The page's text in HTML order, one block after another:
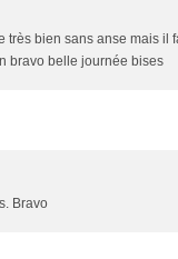
bien sans anse mais il
bravo belle journée bises
Bravo